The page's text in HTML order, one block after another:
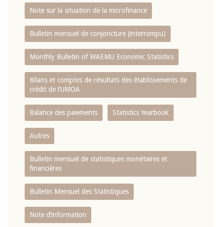
Note sur la situation de la microfinance
Bulletin mensuel de conjoncture (interrompu)
Monthly Bulletin of WAEMU Economic Statistics
Bilans et comptes de résultats des établissements de
crédit de l‘UMOA
Balance des paiements Statistics Yearbook
Autres
Bulletin mensuel de statistiques monétaires et
financières
Bulletin Mensuel des Statistiques
Note d’information